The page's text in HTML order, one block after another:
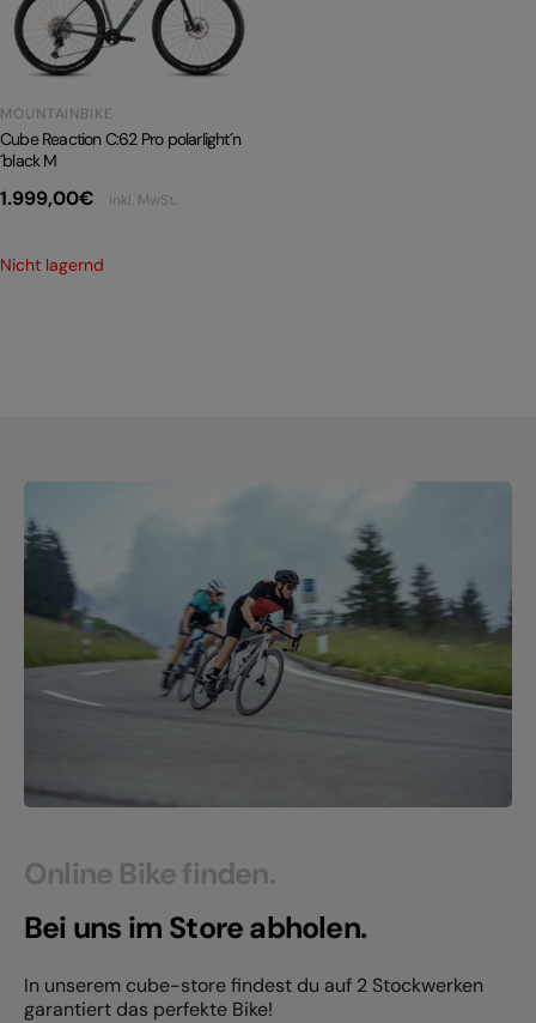
E-BIKE TOUR
PRODUKTRÜCKRUFE
MOUNTAINBIKE
Cube Reaction C:62 Pro polarlight´n
´black M
1.999,00€ inkl. MwSt.
Nicht lagernd
Online Bike finden.
Bei uns im Store abholen.
In unserem cube-store findest du auf 2 Stockwerken
garantiert das perfekte Bike!